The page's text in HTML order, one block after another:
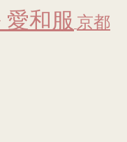
和服 京都